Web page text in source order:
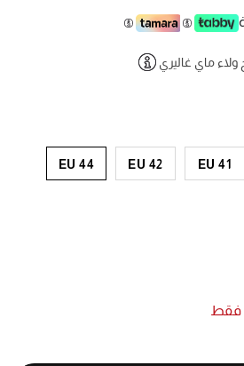
ولاء ماي غاليري
EU 41
EU 42
EU 44
فقط